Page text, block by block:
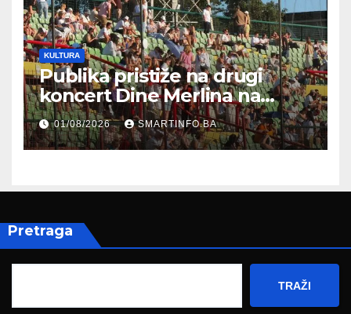
KULTURA
Publika pristiže na drugi
koncert Dine Merlina na
Koševu
01/08/2026 SMARTINFO.BA
Pretraga
TRAŽI